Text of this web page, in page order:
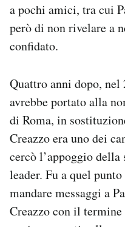
a pochi amici, tra cui
però di non rivelare a
confidato.
Quattro anni dopo,
avrebbe portato alla
di Roma, in
Creazzo era uno dei
cercò l’appoggio della
leader. Fu a quel
mandare messaggi a
Creazzo con il